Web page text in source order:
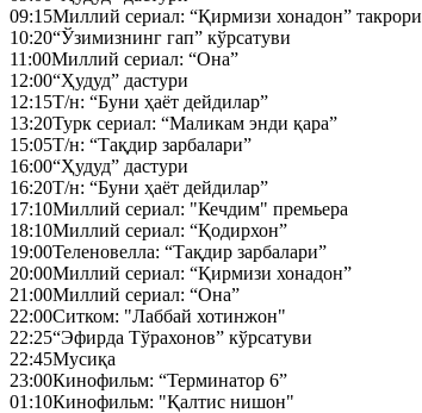
09:15Миллий сериал: “Қирмизи хонадон” такрори
10:20“Ўзимизнинг гап” кўрсатуви
11:00Миллий сериал: “Она”
12:00“Ҳудуд” дастури
12:15Т/н: “Буни ҳаёт дейдилар”
13:20Турк сериал: “Маликам энди қара”
15:05Т/н: “Тақдир зарбалари”
16:00“Ҳудуд” дастури
16:20Т/н: “Буни ҳаёт дейдилар”
17:10Миллий сериал: "Кечдим" премьера
18:10Миллий сериал: “Қодирхон”
19:00Теленовелла: “Тақдир зарбалари”
20:00Миллий сериал: “Қирмизи хонадон”
21:00Миллий сериал: “Она”
22:00Ситком: "Лаббай хотинжон"
22:25“Эфирда Тўрахонов” кўрсатуви
22:45Мусиқа
23:00Кинофильм: “Терминатор 6”
01:10Кинофильм: "Қалтис нишон"